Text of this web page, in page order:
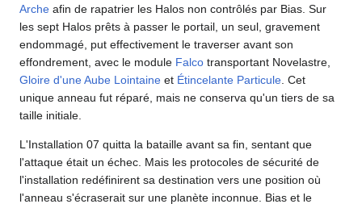
Arche afin de rapatrier les Halos non contrôlés par Bias. Sur
les sept Halos prêts à passer le portail, un seul, gravement
endommagé, put effectivement le traverser avant son
effondrement, avec le module Falco transportant Novelastre,
Gloire d'une Aube Lointaine et Étincelante Particule . Cet
unique anneau fut réparé, mais ne conserva qu'un tiers de sa
taille initiale.
L'Installation 07 quitta la bataille avant sa fin, sentant que
l'attaque était un échec. Mais les protocoles de sécurité de
l'installation redéfinirent sa destination vers une position où
l'anneau s'écraserait sur une planète inconnue. Bias et le